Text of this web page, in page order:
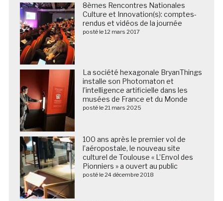
8èmes Rencontres Nationales
Culture et Innovation(s): comptes-
rendus et vidéos de la journée
posté le 12 mars 2017
La société hexagonale BryanThings
installe son Photomaton et
l’intelligence artificielle dans les
musées de France et du Monde
posté le 21 mars 2025
100 ans après le premier vol de
l’aéropostale, le nouveau site
culturel de Toulouse « L’Envol des
Pionniers » a ouvert au public
posté le 24 décembre 2018